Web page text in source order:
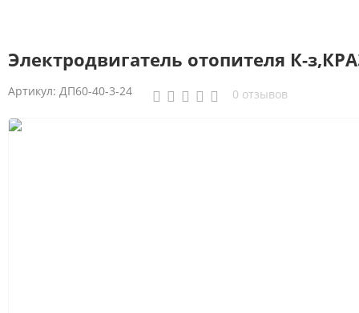
Электродвигатель отопителя К-
Артикул: ДП60-40-3-24 0 отзывов